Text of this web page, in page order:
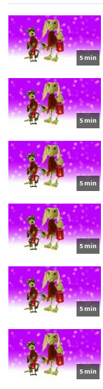
5 min
5 min
5 min
5 min
5 min
5 min